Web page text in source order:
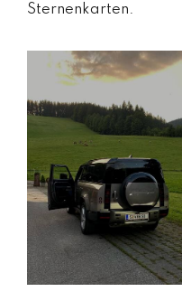
Sternenkarten.